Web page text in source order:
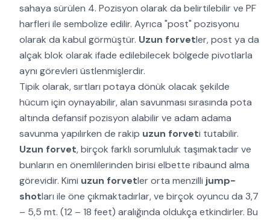
sahaya sürülen 4. Pozisyon olarak da belirtilebilir ve PF
harfleri ile sembolize edilir. Ayrıca "post" pozisyonu
olarak da kabul görmüştür. Uzun forvetler, post ya da
alçak blok olarak ifade edilebilecek bölgede pivotlarla
aynı görevleri üstlenmişlerdir.
Tipik olarak, sırtları potaya dönük olacak şekilde
hücum için oynayabilir, alan savunması sırasında pota
altında defansif pozisyon alabilir ve adam adama
savunma yapılırken de rakip uzun forveti tutabilir.
Uzun forvet, birçok farklı sorumluluk taşımaktadır ve
bunların en önemlilerinden birisi elbette ribaund alma
görevidir. Kimi uzun forvetler orta menzilli jump-
shotları ile öne çıkmaktadırlar, ve birçok oyuncu da 3,7
– 5,5 mt. (12 – 18 feet) aralığında oldukça etkindirler. Bu